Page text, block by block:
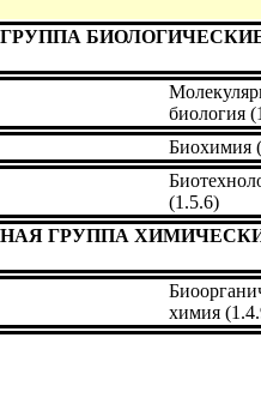
биология
Биохимия
(1.5.6)
ГРУППА
химия